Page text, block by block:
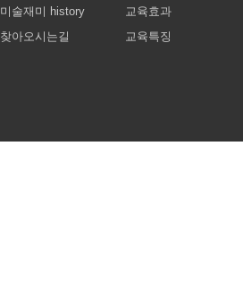
미술재미 history
찾아오시는길
교육효과
교육특징